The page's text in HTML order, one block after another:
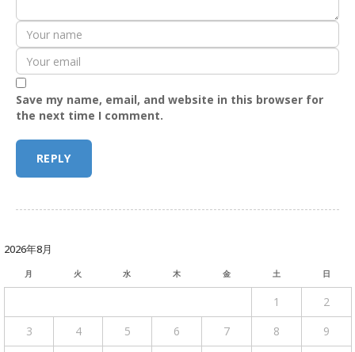
Save my name, email, and website in this browser for
the next time I comment.
2026年8月
月 火 水 木 金 土 日
1
2
3
4 5 6 7 8
9